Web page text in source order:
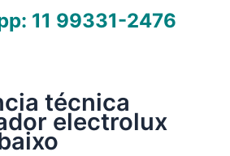
11 99331-2476
técnica
electrolux